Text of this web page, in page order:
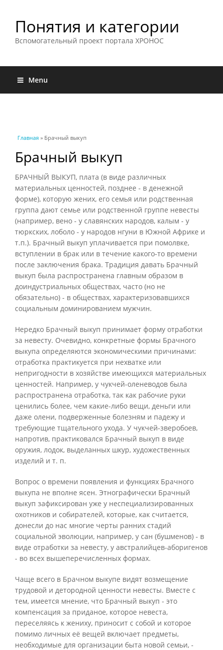
Понятия и категории
Вспомогательный проект портала ХРОНОС
Menu
Вы здесь
Главная » Брачный выкуп
Брачный выкуп
БРАЧНЫЙ ВЫКУП, плата (в виде различных
материальных ценностей, позднее - в денежной
форме), которую жених, его семья или родственная
группа дают семье или родственной группе невесты
(например, вено - у славянских народов, калым - у
тюркских, лоболо - у народов нгуни в Южной Африке и
т.п.). Брачный выкуп уплачивается при помолвке,
вступлении в брак или в течение какого-то времени
после заключения брака. Традиция давать Брачный
выкуп была распространена главным образом в
доиндустриальных обществах, часто (но не
обязательно) - в обществах, характеризовавшихся
социальным доминированием мужчин.
Нередко Брачный выкуп принимает форму отработки
за невесту. Очевидно, конкретные формы Брачного
выкупа определяются экономическими причинами:
отработка практикуется при нехватке или
непригодности в хозяйстве имеющихся материальных
ценностей. Например, у чукчей-оленеводов была
распространена отработка, так как рабочие руки
ценились более, чем какие-либо вещи, деньги или
даже олени, подверженные болезням и падежу и
требующие тщательного ухода. У чукчей-зверобоев,
напротив, практиковался Брачный выкуп в виде
оружия, лодок, выделанных шкур, художественных
изделий и т. п.
Вопрос о времени появления и функциях Брачного
выкупа не вполне ясен. Этнографически Брачный
выкуп зафиксирован уже у неспециализированных
охотников и собирателей, которые, как считается,
донесли до нас многие черты ранних стадий
социальной эволюции, например, у сан (бушменов) - в
виде отработки за невесту, у австралийцев-аборигенов
- во всех вышеперечисленных формах.
Чаще всего в Брачном выкупе видят возмещение
трудовой и детородной ценности невесты. Вместе с
тем, имеется мнение, что Брачный выкуп - это
компенсация за приданое, которое невеста,
переселяясь к жениху, приносит с собой и которое
помимо личных её вещей включает предметы,
необходимые для организации быта новой семьи, -